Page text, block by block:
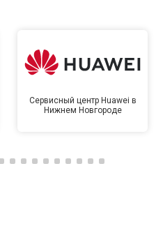
Сервисный центр Huawei в
Нижнем Новгороде